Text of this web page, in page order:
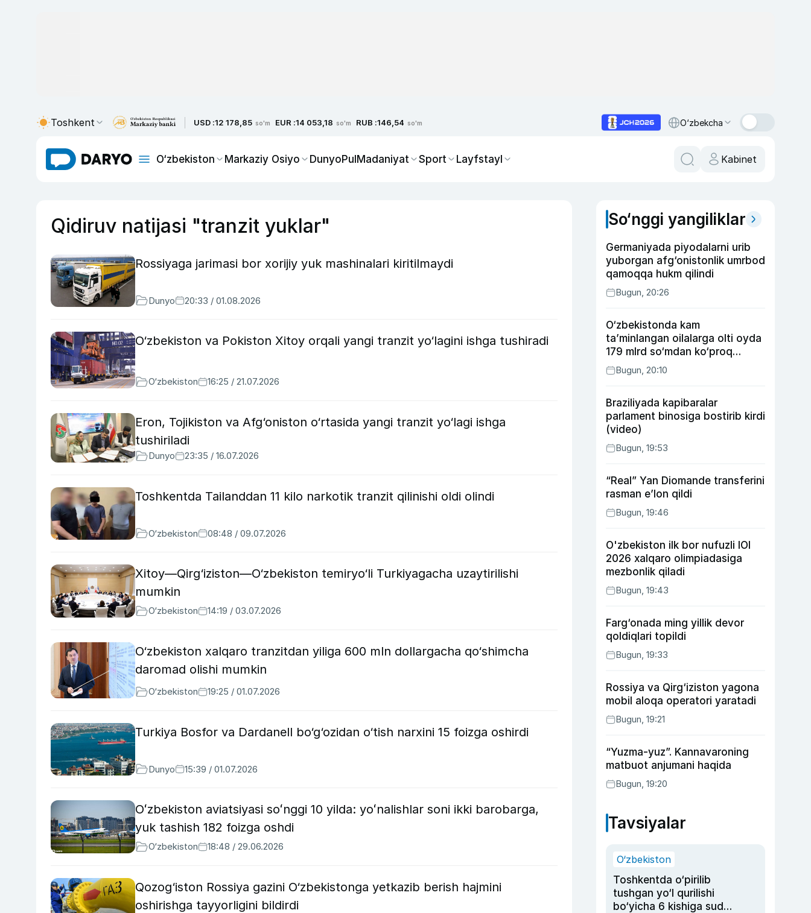
Toshkent USD :12 178,85 so'm EUR :14 053,18 so'm RUB :146,54 so'm O‘zbekcha
O‘zbekiston Markaziy Osiyo DunyoPulMadaniyat Sport Layfstayl Kabinet
Qidiruv natijasi "tranzit yuklar"
Rossiyaga jarimasi bor xorijiy yuk mashinalari kiritilmaydi
Dunyo 20:33 / 01.08.2026
O‘zbekiston va Pokiston Xitoy orqali yangi tranzit yo‘lagini ishga tushiradi
O‘zbekiston 16:25 / 21.07.2026
Eron, Tojikiston va Afg‘oniston o‘rtasida yangi tranzit yo‘lagi ishga
tushiriladi
Dunyo 23:35 / 16.07.2026
Toshkentda Tailanddan 11 kilo narkotik tranzit qilinishi oldi olindi
O‘zbekiston 08:48 / 09.07.2026
Xitoy—Qirg‘iziston—O‘zbekiston temiryo‘li Turkiyagacha uzaytirilishi
mumkin
O‘zbekiston 14:19 / 03.07.2026
O‘zbekiston xalqaro tranzitdan yiliga 600 mln dollargacha qo‘shimcha
daromad olishi mumkin
O‘zbekiston 19:25 / 01.07.2026
Turkiya Bosfor va Dardanell bo‘g‘ozidan o‘tish narxini 15 foizga oshirdi
Dunyo 15:39 / 01.07.2026
Oʻzbekiston aviatsiyasi soʻnggi 10 yilda: yoʻnalishlar soni ikki barobarga,
yuk tashish 182 foizga oshdi
O‘zbekiston 18:48 / 29.06.2026
Qozog‘iston Rossiya gazini O‘zbekistonga yetkazib berish hajmini
oshirishga tayyorligini bildirdi
So‘nggi yangiliklar
Germaniyada piyodalarni urib
yuborgan afg‘onistonlik umrbod
qamoqqa hukm qilindi
Bugun, 20:26
O‘zbekistonda kam
ta’minlangan oilalarga olti oyda
179 mlrd so‘mdan ko‘proq
ijtimoiy keshbek to‘lab berildi
Bugun, 20:10
Braziliyada kapibaralar
parlament binosiga bostirib kirdi
(video)
Bugun, 19:53
“Real” Yan Diomande transferini
rasman e’lon qildi
Bugun, 19:46
O'zbekiston ilk bor nufuzli IOI
2026 xalqaro olimpiadasiga
mezbonlik qiladi
Bugun, 19:43
Farg‘onada ming yillik devor
qoldiqlari topildi
Bugun, 19:33
Rossiya va Qirg‘iziston yagona
mobil aloqa operatori yaratadi
Bugun, 19:21
“Yuzma-yuz”. Kannavaroning
matbuot anjumani haqida
Bugun, 19:20
Tavsiyalar
O‘zbekiston
Toshkentda o‘pirilib
tushgan yo‘l qurilishi
bo‘yicha 6 kishiga sud